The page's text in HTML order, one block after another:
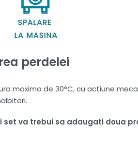
perdelei
maxima de 30°C, cu actiune
va trebui sa adaugati doua